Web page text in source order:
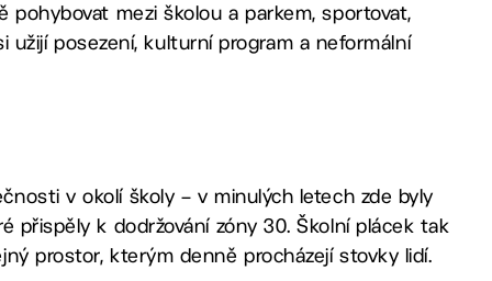
mezi školou a parkem, sportovat,
posezení, kulturní program a neformální
v okolí školy – v minulých letech zde byly
přispěly k dodržování zóny 30. Školní plácek tak
prostor, kterým denně procházejí stovky lidí.